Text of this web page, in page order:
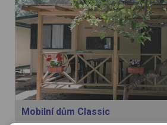
Mobilní dům Classic